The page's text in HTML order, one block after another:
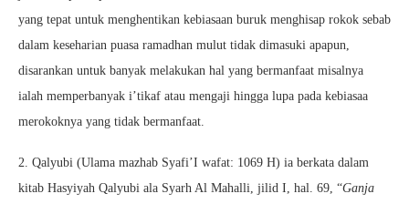
yang tepat untuk menghentikan kebiasaan buruk menghisap rokok sebab
dalam keseharian puasa ramadhan mulut tidak dimasuki apapun,
disarankan untuk banyak melakukan hal yang bermanfaat misalnya
ialah memperbanyak i’tikaf atau mengaji hingga lupa pada kebiasaa
merokoknya yang tidak bermanfaat.
2. Qalyubi (Ulama mazhab Syafi’I wafat: 1069 H) ia berkata dalam
kitab Hasyiyah Qalyubi ala Syarh Al Mahalli, jilid I, hal. 69, “Ganja